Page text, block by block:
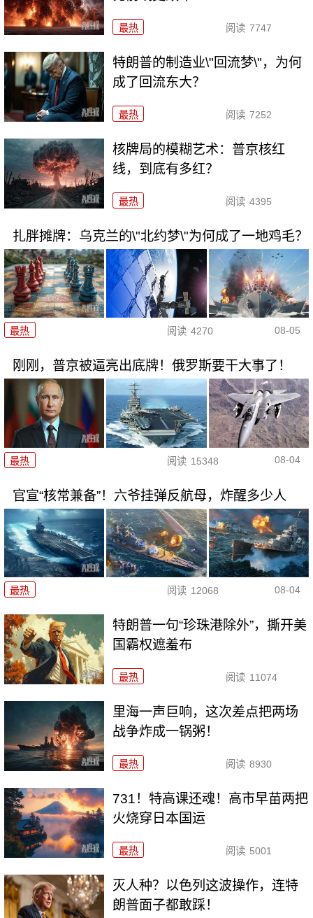
最热 阅读 7747
特朗普的制造业\"回流梦\"，为何
成了回流东大？
最热 阅读 7252
核牌局的模糊艺术：普京核红
线，到底有多红？
最热 阅读 4395
扎胖摊牌：乌克兰的\"北约梦\"为何成了一地鸡毛？
最热 阅读 4270 08-05
刚刚，普京被逼亮出底牌！俄罗斯要干大事了！
最热 阅读 15348 08-04
官宣“核常兼备”！六爷挂弹反航母，炸醒多少人
最热 阅读 12068 08-04
特朗普一句“珍珠港除外”，撕开美
国霸权遮羞布
最热 阅读 11074
里海一声巨响，这次差点把两场
战争炸成一锅粥！
最热 阅读 8930
731！特高课还魂！高市早苗两把
火烧穿日本国运
最热 阅读 5001
灭人种？以色列这波操作，连特
朗普面子都敢踩！